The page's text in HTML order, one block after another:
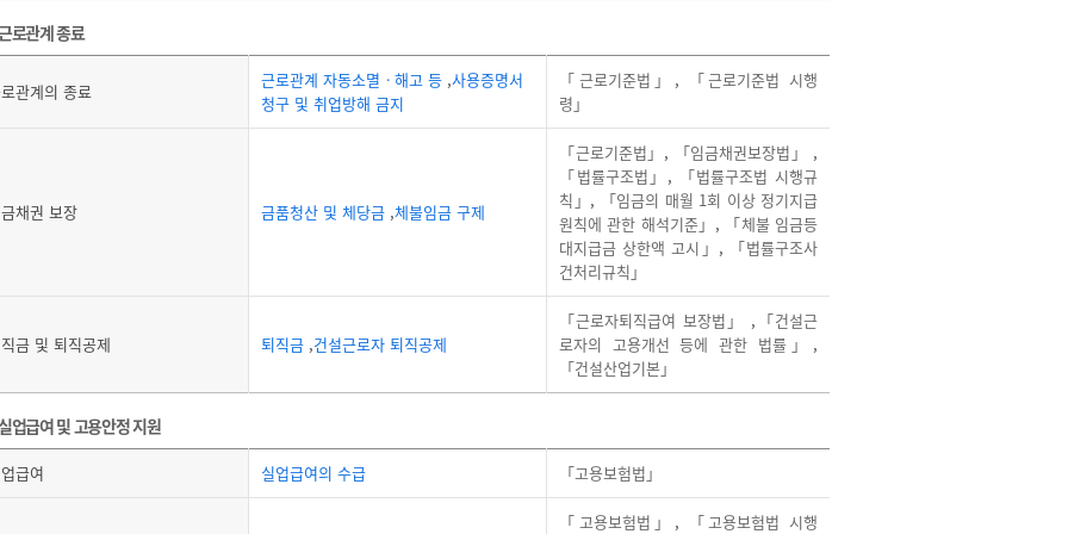
로관계 종료
관계의 종료
근로관계 자동소멸ㆍ해고 등 ,사용증명서
청구 및 취업방해 금지
「근로기준법」 , 「근로기준법 시행
령」
채권 보장 금품청산 및 체당금 ,체불임금 구제
「근로기준법」 , 「임금채권보장법」 ,
「법률구조법」 , 「법률구조법 시행규
칙」 , 「임금의 매월 1회 이상 정기지급
원칙에 관한 해석기준」 , 「체불 임금등
대지급금 상한액 고시」 , 「법률구조사
건처리규칙」
금 및 퇴직공제 퇴직금 ,건설근로자 퇴직공제
「근로자퇴직급여 보장법」 , 「건설근
로자의 고용개선 등에 관한 법률」 ,
「건설산업기본」
실업급여 및 고용안정 지원
급여 실업급여의 수급 「고용보험법」
「고용보험법」 , 「고용보험법 시행